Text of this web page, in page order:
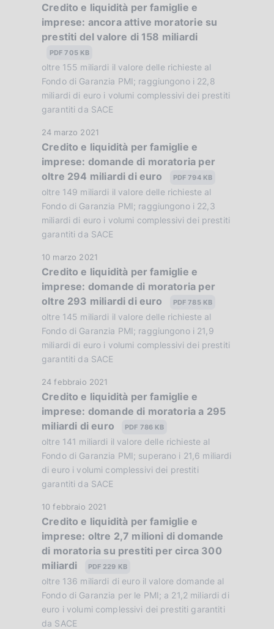
a
z
i
n
e
:
a
t
a
u
b
b
l
a
z
i
o
n
:
:
Credito e liquidità per famiglie e
imprese: ancora attive moratorie su
prestiti del valore di 158 miliardi
PDF 705 KB
oltre 155 miliardi il valore delle richieste al
Fondo di Garanzia PMI; raggiungono i 22,8
miliardi di euro i volumi complessivi dei prestiti
garantiti da SACE
D
a
t
a
P
u
b
b
c
a
z
i
o
e
:
:
24 marzo 2021
Credito e liquidità per famiglie e
imprese: domande di moratoria per
oltre 294 miliardi di euro
PDF 794 KB
oltre 149 miliardi il valore delle richieste al
Fondo di Garanzia PMI; raggiungono i 22,3
miliardi di euro i volumi complessivi dei prestiti
garantiti da SACE
D
a
t
a
P
u
b
b
c
a
z
i
o
e
:
:
10 marzo 2021
Credito e liquidità per famiglie e
imprese: domande di moratoria per
oltre 293 miliardi di euro
PDF 785 KB
oltre 145 miliardi il valore delle richieste al
Fondo di Garanzia PMI; raggiungono i 21,9
miliardi di euro i volumi complessivi dei prestiti
garantiti da SACE
D
a
t
a
P
u
b
b
c
a
z
i
o
n
24 febbraio 2021
Credito e liquidità per famiglie e
imprese: domande di moratoria a 295
miliardi di euro
PDF 786 KB
oltre 141 miliardi il valore delle richieste al
Fondo di Garanzia PMI; superano i 21,6 miliardi
di euro i volumi complessivi dei prestiti
garantiti da SACE
D
a
t
a
P
u
b
b
l
10 febbraio 2021
Credito e liquidità per famiglie e
imprese: oltre 2,7 milioni di domande
di moratoria su prestiti per circa 300
miliardi
PDF 229 KB
oltre 136 miliardi di euro il valore domande al
Fondo di Garanzia per le PMI; a 21,2 miliardi di
euro i volumi complessivi dei prestiti garantiti
da SACE